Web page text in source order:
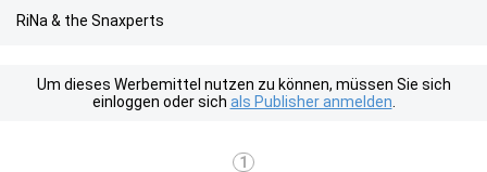
RiNa & the Snaxperts
Um dieses Werbemittel nutzen zu können, müssen Sie sich
einloggen oder sich als Publisher anmelden
1